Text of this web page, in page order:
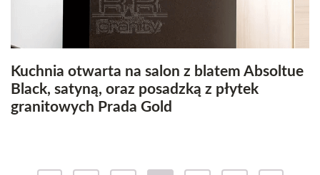
Kuchnia otwarta na salon z blatem Absoltue
Black, satyną, oraz posadzką z płytek
granitowych Prada Gold